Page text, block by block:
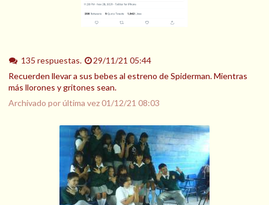
135 respuestas.
29/11/21 05:44
Recuerden llevar a sus bebes al estreno de Spiderman. Mientras
más llorones y gritones sean.
Archivado por última vez01/12/21 08:03